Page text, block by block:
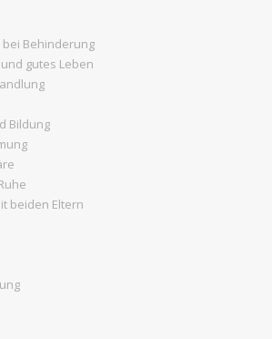
bei Behinderung
gutes Leben
Bildung
beiden Eltern